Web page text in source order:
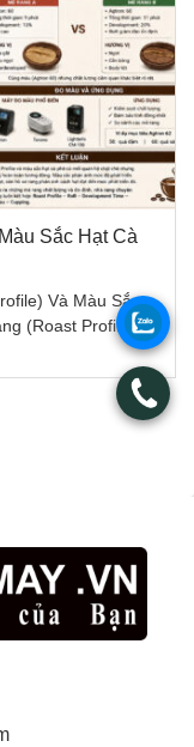
Sắc Hạt Cà
Và Màu Sắc
(Roast Profile) Và
.
.